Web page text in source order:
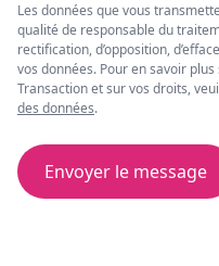
Les données que vous
qualité de responsable du
rectification, d’opposition,
vos données. Pour en savoir
Transaction et sur vos droits,
des données.
Envoyer le message